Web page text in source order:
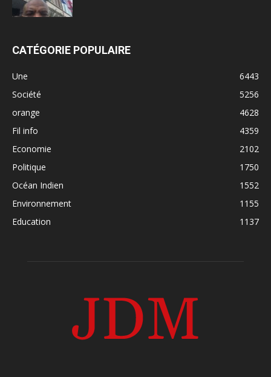
CATÉGORIE POPULAIRE
Une
6443
Société
5256
orange
4628
Fil info
4359
Economie
2102
Politique
1750
Océan Indien
1552
Environnement
1155
Education
1137